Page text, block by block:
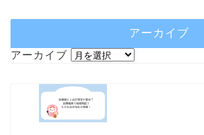
アーカイブ
アーカイブ